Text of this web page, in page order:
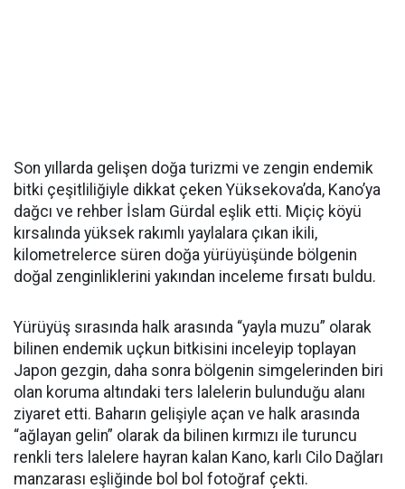
Son yıllarda gelişen doğa turizmi ve zengin endemik
bitki çeşitliliğiyle dikkat çeken Yüksekova’da, Kano’ya
dağcı ve rehber İslam Gürdal eşlik etti. Miçiç köyü
kırsalında yüksek rakımlı yaylalara çıkan ikili,
kilometrelerce süren doğa yürüyüşünde bölgenin
doğal zenginliklerini yakından inceleme fırsatı buldu.
Yürüyüş sırasında halk arasında “yayla muzu” olarak
bilinen endemik uçkun bitkisini inceleyip toplayan
Japon gezgin, daha sonra bölgenin simgelerinden biri
olan koruma altındaki ters lalelerin bulunduğu alanı
ziyaret etti. Baharın gelişiyle açan ve halk arasında
“ağlayan gelin” olarak da bilinen kırmızı ile turuncu
renkli ters lalelere hayran kalan Kano, karlı Cilo Dağları
manzarası eşliğinde bol bol fotoğraf çekti.